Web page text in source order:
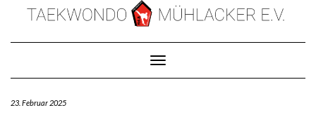
Toggle Navigation
23. Februar 2025